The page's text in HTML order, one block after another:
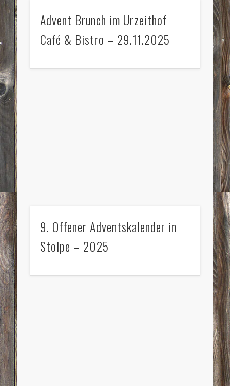
Advent Brunch im Urzeithof
Café & Bistro – 29.11.2025
9. Offener Adventskalender in
Stolpe – 2025